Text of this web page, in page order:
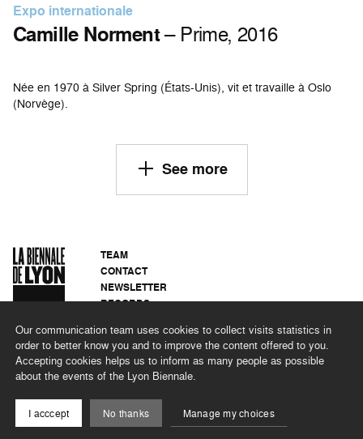
Our communication team uses cookies to collect visits statistics in
order to better know you and to improve the content offered to you.
Accepting cookies helps us to inform as many people as possible
about the events of the Lyon Biennale.
I acccept No thanks Manage my choices
Expo internationale
Camille Norment– Prime, 2016
Née en 1970 à Silver Spring (États-Unis), vit et travaille à Oslo
(Norvège).
See more
TEAM
CONTACT
NEWSLETTER
RECORDS
LEGAL NOTICES
CSR PROGRAMME
©2026 BIENNALE DE LYON